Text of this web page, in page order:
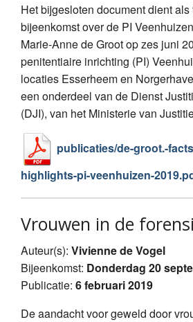
Het bijgesloten document dient
bijeenkomst over de PI
Marie-Anne de Groot op zes juni
penitentiaire inrichting (PI)
locaties Esserheem en
een onderdeel van de Dienst
(DJI), van het Ministerie van
publicaties/de-groot.-
highlights-pi-veenhuizen-
Vrouwen in de
Auteur(s): Vivienne de Vogel
Bijeenkomst: Donderdag 20
Publicatie: 6 februari 2019
De aandacht voor geweld door